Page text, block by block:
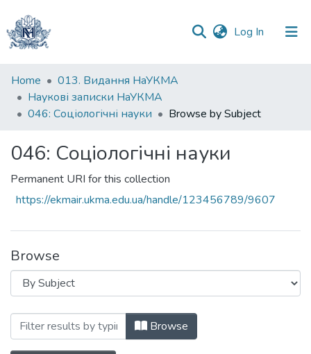
Log In (current)
Communities
&
Collections
Home
013. Видання НаУКМА
Наукові записки НаУКМА
046: Соціологічні науки
Browse by Subject
046: Соціологічні науки
Permanent URI for this collection
https://ekmair.ukma.edu.ua/handle/123456789/9607
Browse
Browsing 046: Соціологічні науки by
Browse